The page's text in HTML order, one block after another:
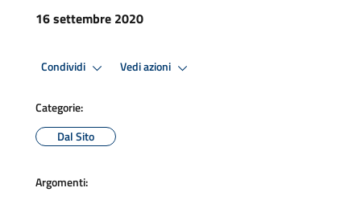
16 settembre 2020
Condividi Vedi azioni
Categorie:
Dal Sito
Argomenti: